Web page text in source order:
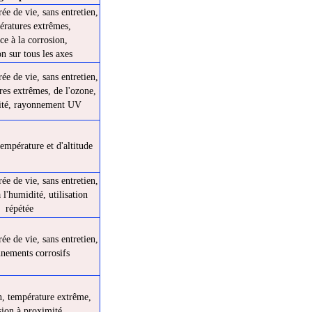
de vie, sans entretien,
extrêmes,
à la corrosion,
sur tous les axes
de vie, sans entretien,
extrêmes, de l'ozone,
rayonnement UV
et d'altitude
de vie, sans entretien,
l'humidité, utilisation
répétée
de vie, sans entretien,
corrosifs
température extrême,